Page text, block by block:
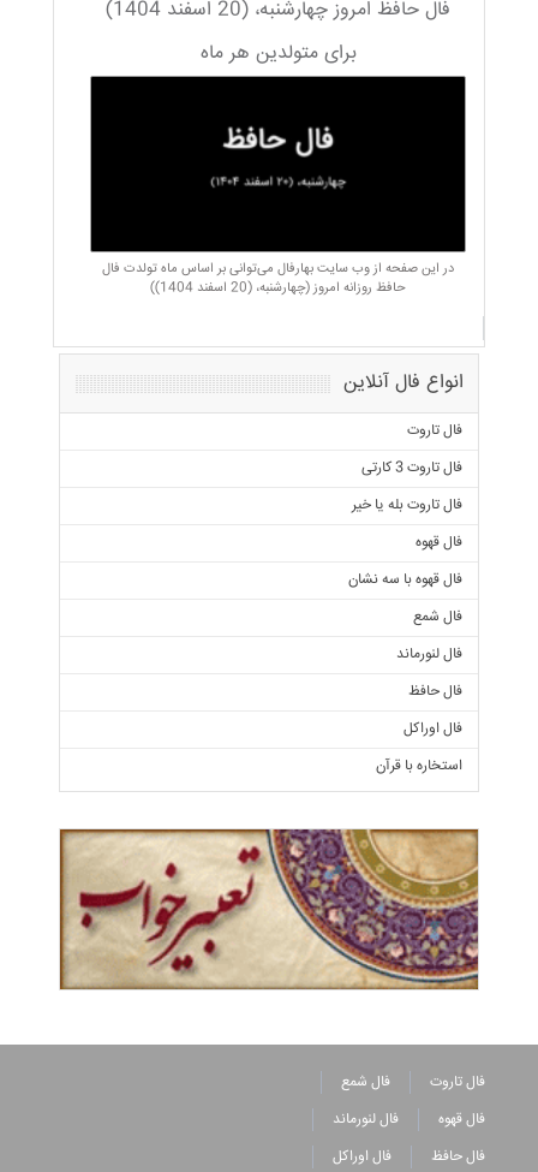
فال حافظ امروز چهارشنبه، (20 اسفند 1404)
برای متولدین هر ماه
در این صفحه از وب سایت بهارفال می‌توانی بر اساس ماه تولدت فال
حافظ روزانه امروز (چهارشنبه، (20 اسفند 1404))
انواع فال آنلاین
فال تاروت
فال تاروت 3 کارتی
فال تاروت بله یا خیر
فال قهوه
فال قهوه با سه نشان
فال شمع
فال لنورماند
فال حافظ
فال اوراکل
استخاره با قرآن
فال تاروت
فال شمع
فال قهوه
فال لنورماند
فال حافظ
فال اوراکل